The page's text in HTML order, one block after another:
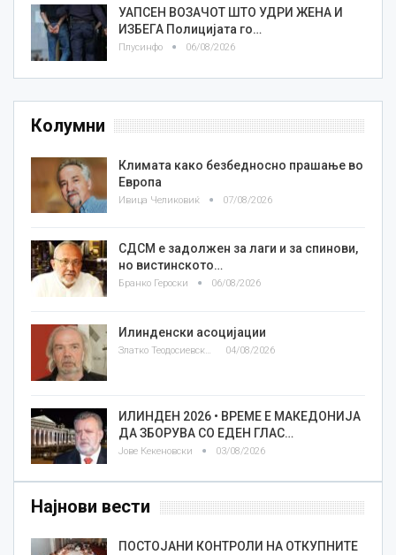
УАПСЕН ВОЗАЧОТ ШТО УДРИ ЖЕНА И
ИЗБЕГА Полицијата го…
Плусинфо 06/08/2026
Колумни
Климата како безбедносно прашање во
Европа
Ивица Челиковиќ 07/08/2026
СДСМ е задолжен за лаги и за спинови,
но вистинското…
Бранко Героски 06/08/2026
Илинденски асоцијации
Златко Теодосиевски 04/08/2026
ИЛИНДЕН 2026 • ВРЕМЕ Е МАКЕДОНИЈА
ДА ЗБОРУВА СО ЕДЕН ГЛАС…
Јове Кекеновски 03/08/2026
Најнови вести
ПОСТОЈАНИ КОНТРОЛИ НА ОТКУПНИТЕ